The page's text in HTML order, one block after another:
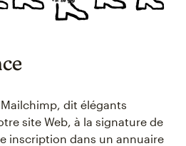
dit élégants
site Web, à la signature de
inscription dans un annuaire